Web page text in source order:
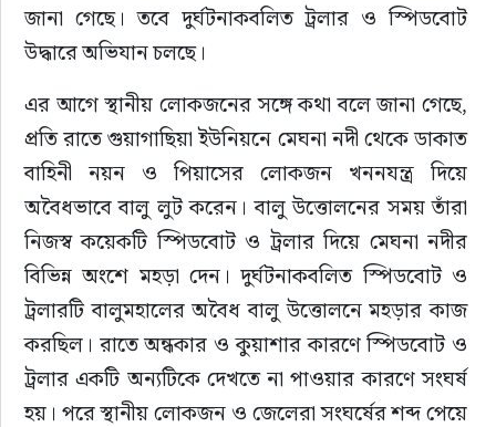
জানা গেছে। তবে দুর্ঘটনাকবলিত ট্রলার ও স্পিডবোট
উদ্ধারে অভিযান চলছে।
এর আগে স্থানীয় লোকজনের সঙ্গে কথা বলে জানা গেছে,
প্রতি রাতে গুয়াগাছিয়া ইউনিয়নে মেঘনা নদী থেকে ডাকাত
বাহিনী নয়ন ও পিয়াসের লোকজন খননযন্ত্র দিয়ে
অবৈধভাবে বালু লুট করেন। বালু উত্তোলনের সময় তাঁরা
নিজস্ব কয়েকটি স্পিডবোট ও ট্রলার দিয়ে মেঘনা নদীর
বিভিন্ন অংশে মহড়া দেন। দুর্ঘটনাকবলিত স্পিডবোট ও
ট্রলারটি বালুমহালের অবৈধ বালু উত্তোলনে মহড়ার কাজ
করছিল। রাতে অন্ধকার ও কুয়াশার কারণে স্পিডবোট ও
ট্রলার একটি অন্যটিকে দেখতে না পাওয়ার কারণে সংঘর্ষ
হয়। পরে স্থানীয় লোকজন ও জেলেরা সংঘর্ষের শব্দ পেয়ে